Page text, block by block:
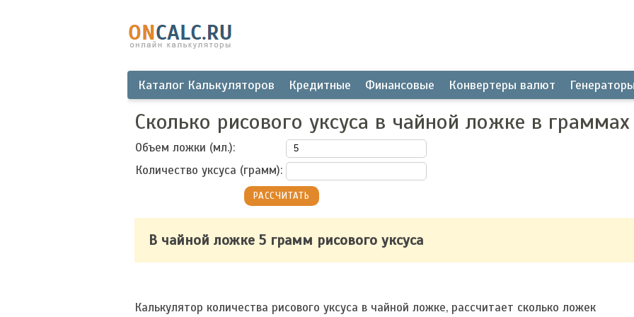
Каталог Калькуляторов Кредитные Финансовые Конвертеры валют
Сколько рисового уксуса в чайной ложке в граммах
Объем ложки (мл.):
Количество уксуса (грамм):
В чайной ложке 5 грамм рисового уксуса
Калькулятор количества рисового уксуса в чайной ложке, рассчитает сколько ложек